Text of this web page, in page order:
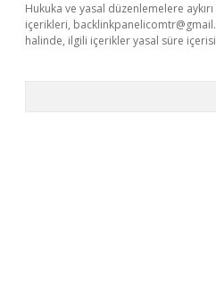
Hukuka ve yasal düzenlemelere
içerikleri,
halinde, ilgili içerikler yasal süre